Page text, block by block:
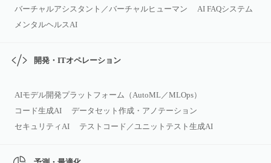
バーチャルアシスタント／バーチャルヒューマン
AI FAQシステム
メンタルヘルスAI
開発・ITオペレーション
AIモデル開発プラットフォーム（AutoML／MLOps）
コード生成AI
データセット作成・アノテーション
セキュリティAI
テストコード／ユニットテスト生成AI